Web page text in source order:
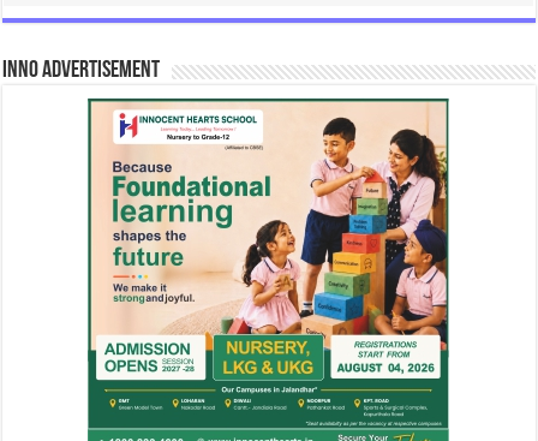
INNO Advertisement